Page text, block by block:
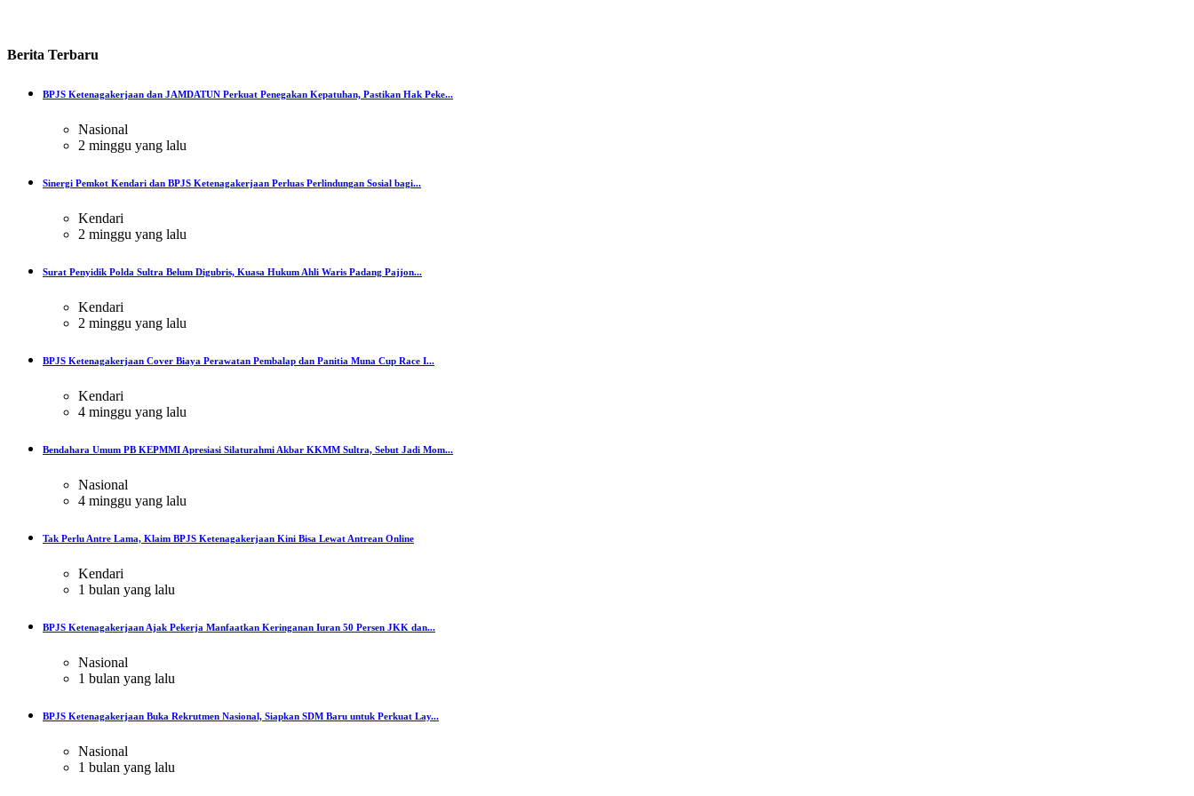
Berita Terbaru
BPJS Ketenagakerjaan dan JAMDATUN Perkuat Penegakan Kepatuhan, Pastikan Hak Peke...
Nasional
2 minggu yang lalu
Sinergi Pemkot Kendari dan BPJS Ketenagakerjaan Perluas Perlindungan Sosial bagi...
Kendari
2 minggu yang lalu
Surat Penyidik Polda Sultra Belum Digubris, Kuasa Hukum Ahli Waris Padang Pajjon...
Kendari
2 minggu yang lalu
BPJS Ketenagakerjaan Cover Biaya Perawatan Pembalap dan Panitia Muna Cup Race I...
Kendari
4 minggu yang lalu
Bendahara Umum PB KEPMMI Apresiasi Silaturahmi Akbar KKMM Sultra, Sebut Jadi Mom...
Nasional
4 minggu yang lalu
Tak Perlu Antre Lama, Klaim BPJS Ketenagakerjaan Kini Bisa Lewat Antrean Online
Kendari
1 bulan yang lalu
BPJS Ketenagakerjaan Ajak Pekerja Manfaatkan Keringanan Iuran 50 Persen JKK dan...
Nasional
1 bulan yang lalu
BPJS Ketenagakerjaan Buka Rekrutmen Nasional, Siapkan SDM Baru untuk Perkuat Lay...
Nasional
1 bulan yang lalu